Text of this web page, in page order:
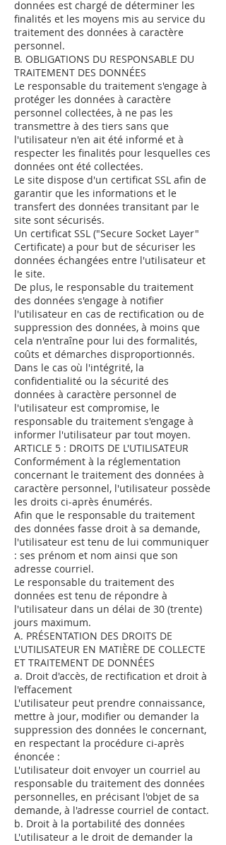
données est chargé de déterminer les
finalités et les moyens mis au service du
traitement des données à caractère
personnel.
B. OBLIGATIONS DU RESPONSABLE DU
TRAITEMENT DES DONNÉES
Le responsable du traitement s'engage à
protéger les données à caractère
personnel collectées, à ne pas les
transmettre à des tiers sans que
l'utilisateur n'en ait été informé et à
respecter les finalités pour lesquelles ces
données ont été collectées.
Le site dispose d'un certificat SSL afin de
garantir que les informations et le
transfert des données transitant par le
site sont sécurisés.
Un certificat SSL ("Secure Socket Layer"
Certificate) a pour but de sécuriser les
données échangées entre l'utilisateur et
le site.
De plus, le responsable du traitement
des données s'engage à notifier
l'utilisateur en cas de rectification ou de
suppression des données, à moins que
cela n'entraîne pour lui des formalités,
coûts et démarches disproportionnés.
Dans le cas où l'intégrité, la
confidentialité ou la sécurité des
données à caractère personnel de
l'utilisateur est compromise, le
responsable du traitement s'engage à
informer l'utilisateur par tout moyen.
ARTICLE 5 : DROITS DE L'UTILISATEUR
Conformément à la réglementation
concernant le traitement des données à
caractère personnel, l'utilisateur possède
les droits ci-après énumérés.
Afin que le responsable du traitement
des données fasse droit à sa demande,
l'utilisateur est tenu de lui communiquer
: ses prénom et nom ainsi que son
adresse courriel.
Le responsable du traitement des
données est tenu de répondre à
l'utilisateur dans un délai de 30 (trente)
jours maximum.
A. PRÉSENTATION DES DROITS DE
L'UTILISATEUR EN MATIÈRE DE COLLECTE
ET TRAITEMENT DE DONNÉES
a. Droit d'accès, de rectification et droit à
l'effacement
L'utilisateur peut prendre connaissance,
mettre à jour, modifier ou demander la
suppression des données le concernant,
en respectant la procédure ci-après
énoncée :
L'utilisateur doit envoyer un courriel au
responsable du traitement des données
personnelles, en précisant l'objet de sa
demande, à l'adresse courriel de contact.
b. Droit à la portabilité des données
L'utilisateur a le droit de demander la